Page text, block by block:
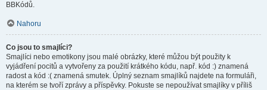
BBKódů.
Nahoru
Co jsou to smajlíci?
Smajlíci nebo emotikony jsou malé obrázky, které můžou být použity k
vyjádření pocitů a vytvořeny za použití krátkého kódu, např. kód :) znamená
radost a kód :( znamená smutek. Úplný seznam smajlíků najdete na formuláři,
na kterém se tvoří zprávy a příspěvky. Pokuste se nepoužívat smajlíky v příliš